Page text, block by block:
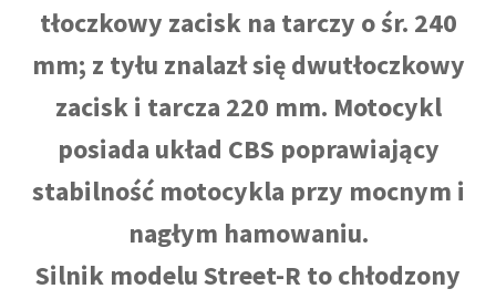
tłoczkowy zacisk na tarczy o śr. 240
mm; z tyłu znalazł się dwutłoczkowy
zacisk i tarcza 220 mm. Motocykl
posiada układ CBS poprawiający
stabilność motocykla przy mocnym i
nagłym hamowaniu.
Silnik modelu Street-R to chłodzony